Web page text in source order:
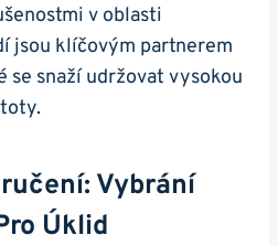
v oblasti
jsou klíčovým partnerem
se snaží udržovat vysokou
Vybrání
Úklid